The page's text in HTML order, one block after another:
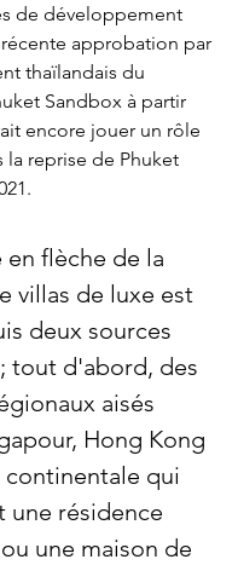
de développement
approbation par
thaïlandais du
Sandbox à partir
encore jouer un rôle
la reprise de Phuket
en flèche de la
villas de luxe est
deux sources
tout d'abord, des
aisés
Hong Kong
continentale qui
une résidence
une maison de